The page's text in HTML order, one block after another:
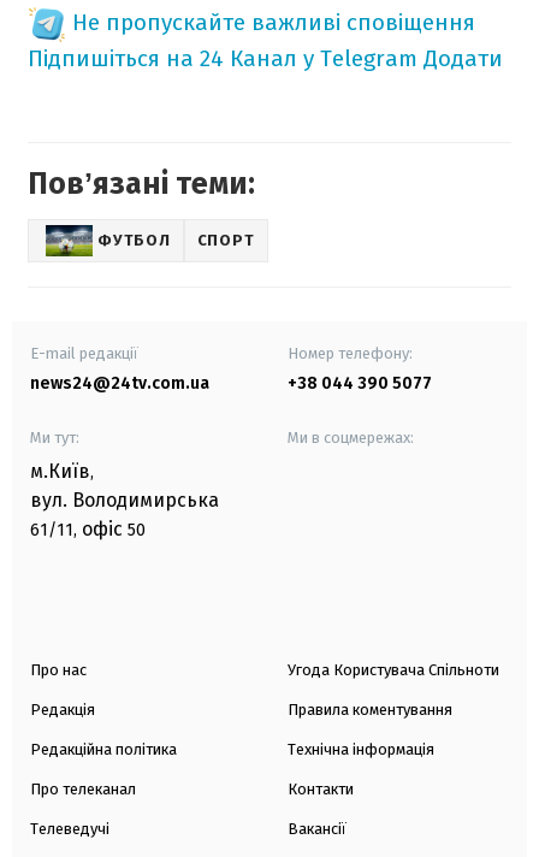
Не пропускайте важливі сповіщення
Підпишіться на 24 Канал у Telegram Додати
Повʼязані теми:
ФУТБОЛ СПОРТ
E-mail редакції
news24@24tv.com.ua
Номер телефону:
+38 044 390 5077
Ми тут:
м.Київ,
вул. Володимирська
61/11, офіс 50
Ми в соцмережах:
Про нас
Редакція
Редакційна політика
Про телеканал
Телеведучі
Угода Користувача Спільноти
Правила коментування
Технічна інформація
Контакти
Вакансії